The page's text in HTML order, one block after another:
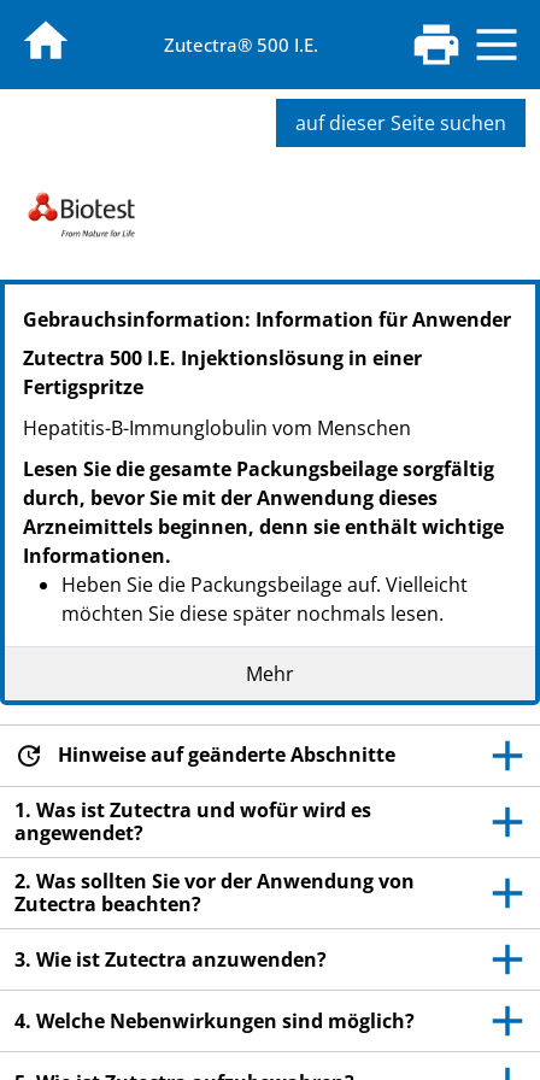
Zutectra® 500 I.E.
auf dieser Seite suchen
PZN: 05378660
PPN: 110537866000
Gebrauchsinformation: Information für Anwender
Zutectra 500 I.E. Injektionslösung in einer
Fertigspritze
Hepatitis-B-Immunglobulin vom Menschen
Lesen Sie die gesamte Packungsbeilage sorgfältig
durch, bevor Sie mit der Anwendung dieses
Arzneimittels beginnen, denn sie enthält wichtige
Informationen.
Heben Sie die Packungsbeilage auf. Vielleicht
möchten Sie diese später nochmals lesen.
Wenn Sie weitere Fragen haben, wenden Sie sich
an Ihren Arzt oder Apotheker.
Dieses Arzneimittel wurde Ihnen persönlich
verschrieben. Geben Sie es nicht an Dritte weiter.
Es kann anderen Menschen schaden, auch wenn
diese die gleichen Beschwerden haben wie Sie.
Wenn Sie Nebenwirkungen bemerken, wenden Sie
sich an Ihren Arzt oder Apotheker. Dies gilt auch
für Nebenwirkungen, die nicht in dieser
Packungsbeilage angegeben sind. Siehe Abschnitt
4.
Mehr
Hinweise auf geänderte Abschnitte
1. Was ist Zutectra und wofür wird es
angewendet?
2. Was sollten Sie vor der Anwendung von
Zutectra beachten?
3. Wie ist Zutectra anzuwenden?
4. Welche Nebenwirkungen sind möglich?